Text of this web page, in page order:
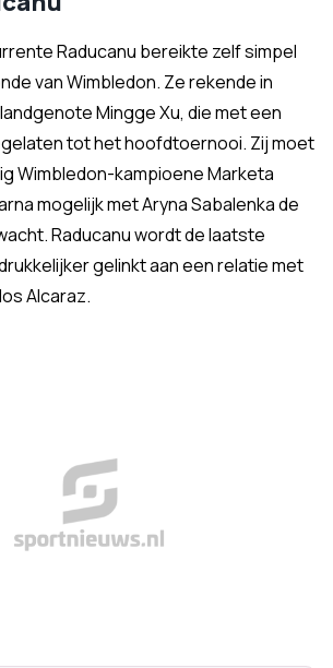
Raducanu bereikte zelf simpel
van Wimbledon. Ze rekende in
Mingge Xu, die met een
tot het hoofdtoernooi. Zij moet
Wimbledon-kampioene Marketa
mogelijk met Aryna Sabalenka de
Raducanu wordt de laatste
gelinkt aan een relatie met
Alcaraz.